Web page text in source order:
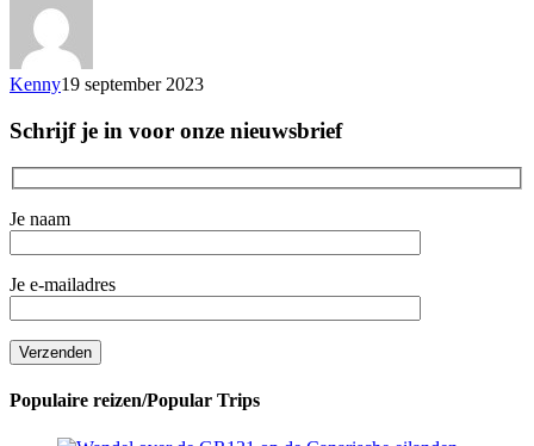
Kenny19 september 2023
Schrijf je in voor onze nieuwsbrief
Je naam
Je e-mailadres
Populaire reizen/Popular Trips